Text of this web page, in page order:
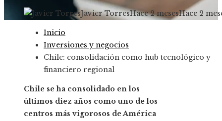
Javier TorresHace 2 mesesHace 2
Inicio
Inversiones y negocios
Chile: consolidación como hub tecnológico y
financiero regional
Chile se ha consolidado en los
últimos diez años como uno de los
centros más vigorosos de América